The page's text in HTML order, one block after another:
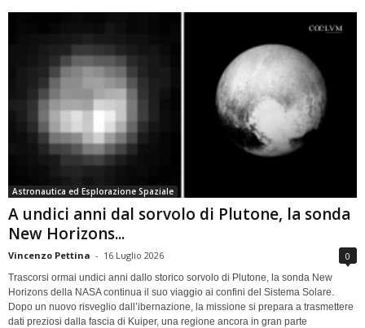
Astronautica ed Esplorazione Spaziale
A undici anni dal sorvolo di Plutone, la sonda
New Horizons...
Vincenzo Pettina - 16 Luglio 2026 0
Trascorsi ormai undici anni dallo storico sorvolo di Plutone, la sonda New
Horizons della NASA continua il suo viaggio ai confini del Sistema Solare.
Dopo un nuovo risveglio dall’ibernazione, la missione si prepara a trasmettere
dati preziosi dalla fascia di Kuiper, una regione ancora in gran parte